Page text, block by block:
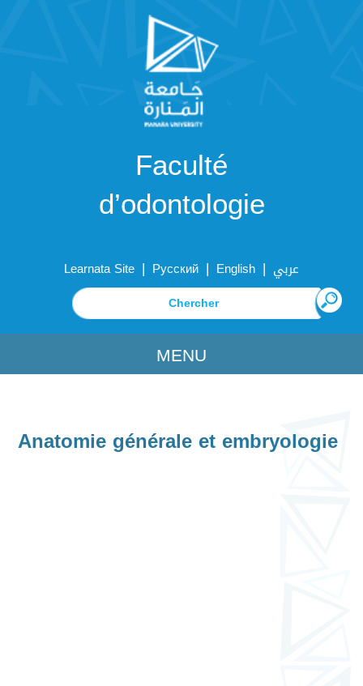
Faculté
d’odontologie
Learnata Site | Русский | English | عربي
MENU
Anatomie générale et embryologie